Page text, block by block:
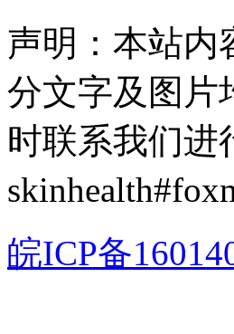
声明：本站内
分文字及图片
时联系我们进
皖ICP备